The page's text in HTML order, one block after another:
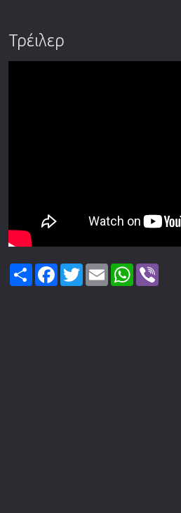
Τρέιλερ
ShareFacebook
TwitterEmail WhatsApp